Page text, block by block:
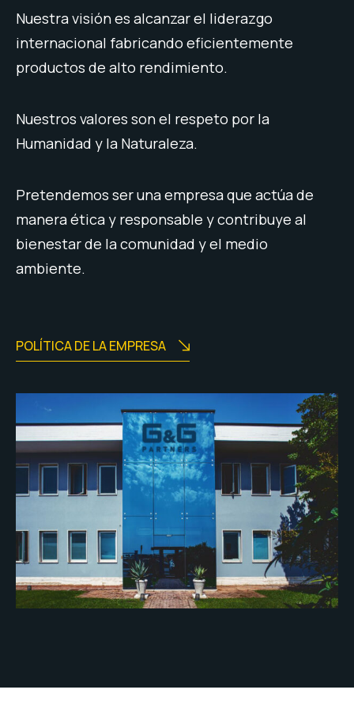
Nuestra visión es alcanzar el liderazgo
internacional fabricando eficientemente
productos de alto rendimiento.
Nuestros valores son el respeto por la
Humanidad y la Naturaleza.
Pretendemos ser una empresa que actúa de
manera ética y responsable y contribuye al
bienestar de la comunidad y el medio
ambiente.
POLÍTICA DE LA EMPRESA